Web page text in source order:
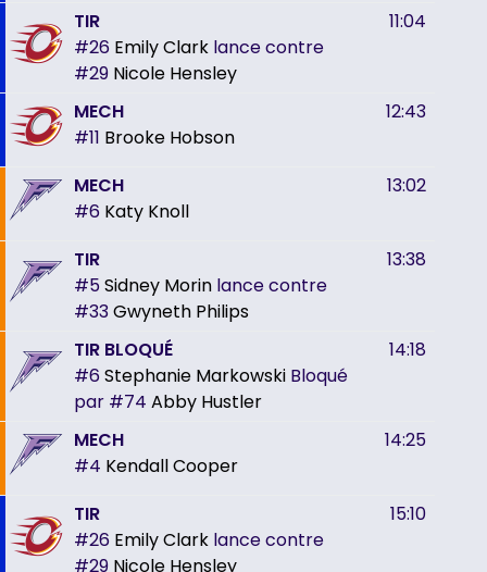
TIR
#26 Emily Clark lance contre
#29 Nicole Hensley
11:04
MECH
#11 Brooke Hobson
12:43
MECH
#6 Katy Knoll
13:02
TIR
#5Sidney Morin lance contre
#33Gwyneth Philips
13:38
TIR BLOQUÉ
#6Stephanie Markowski Bloqué
par #74 Abby Hustler
14:18
MECH
#4 Kendall Cooper
14:25
TIR
#26 Emily Clark lance contre
#29 Nicole Hensley
15:10